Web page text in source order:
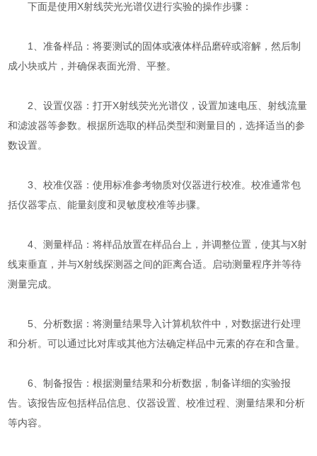
下面是使用X射线荧光光谱仪进行实验的操作步骤：
1、准备样品：将要测试的固体或液体样品磨碎或溶解，然后制
成小块或片，并确保表面光滑、平整。
2、设置仪器：打开X射线荧光光谱仪，设置加速电压、射线流量
和滤波器等参数。根据所选取的样品类型和测量目的，选择适当的参
数设置。
3、校准仪器：使用标准参考物质对仪器进行校准。校准通常包
括仪器零点、能量刻度和灵敏度校准等步骤。
4、测量样品：将样品放置在样品台上，并调整位置，使其与X射
线束垂直，并与X射线探测器之间的距离合适。启动测量程序并等待
测量完成。
5、分析数据：将测量结果导入计算机软件中，对数据进行处理
和分析。可以通过比对库或其他方法确定样品中元素的存在和含量。
6、制备报告：根据测量结果和分析数据，制备详细的实验报
告。该报告应包括样品信息、仪器设置、校准过程、测量结果和分析
等内容。